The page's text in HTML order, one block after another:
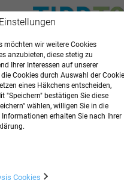
6Elemente
ZINKLEIMVERBÄNDE
ARZTBEDARF
möchten wir weitere Cookies
anzubieten, diese stetig zu
Ihrer Interessen auf unserer
Cookies durch Auswahl der
eines Häkchens entscheiden,
"Speichern" bestätigen Sie diese
wählen, willigen Sie in die
erhalten Sie nach Ihrer
Cookies